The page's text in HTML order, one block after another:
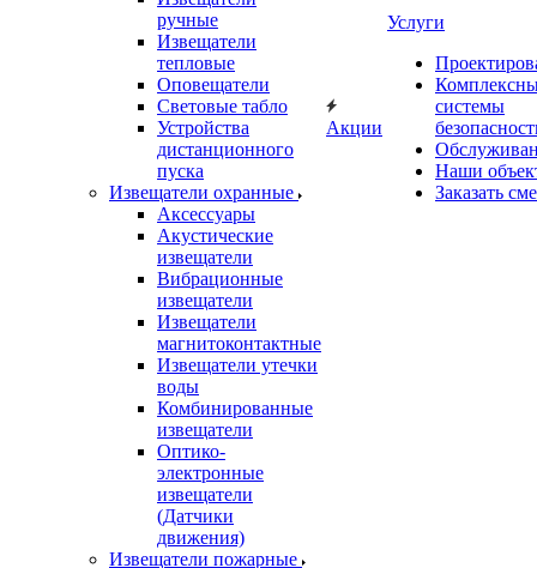
ручные
Извещатели
тепловые
Оповещатели
Световые табло
Устройства
дистанционного
пуска
Извещатели охранные
Аксессуары
Акустические
извещатели
Вибрационные
извещатели
Извещатели
магнитоконтактные
Извещатели утечки
воды
Комбинированные
извещатели
Оптико-
электронные
извещатели
(Датчики
движения)
Извещатели пожарные
Акции
Услуги
системы
Наши
Заказать